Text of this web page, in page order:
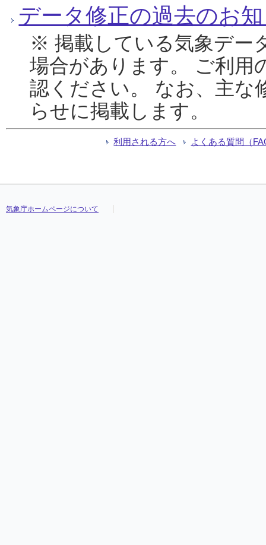
データ修正の過去のお
※ 掲載している気象デー
場合があります。 ご利用
認ください。 なお、主な
らせに掲載します。
利用される方へ よくある質問（
気象庁ホームページについて